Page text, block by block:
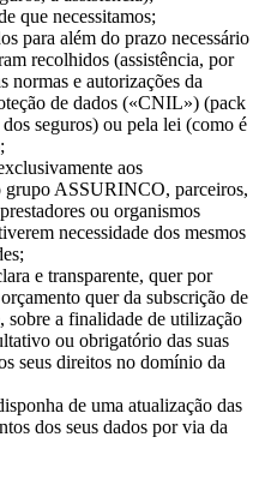
que necessitamos;
para além do prazo necessário
recolhidos (assistência, por
normas e autorizações da
de dados («CNIL») (pack
seguros) ou pela lei (como é
aos
grupo ASSURINCO, parceiros,
ou organismos
necessidade dos mesmos
e transparente, quer por
quer da subscrição de
sobre a finalidade de utilização
ou obrigatório das suas
seus direitos no domínio da
de uma atualização das
dos seus dados por via da